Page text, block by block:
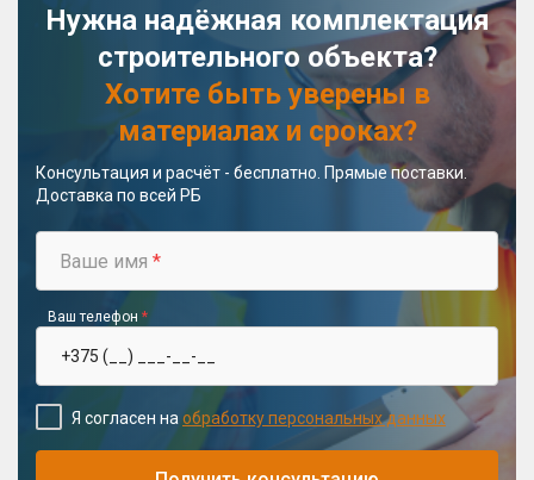
Нужна надёжная комплектация
строительного объекта?
Хотите быть уверены в
материалах и сроках?
Консультация и расчёт - бесплатно. Прямые поставки.
Доставка по всей РБ
Ваше имя *
Ваш телефон *
Я согласен наобработку персональных данных